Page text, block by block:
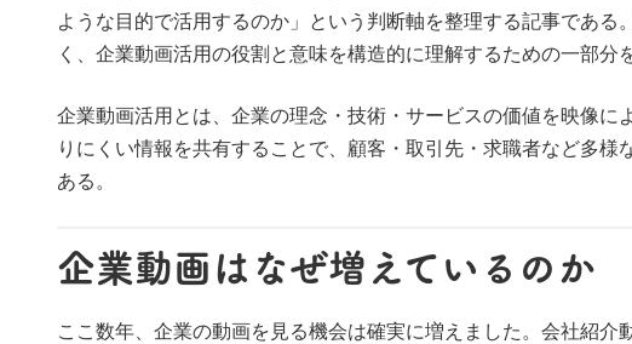
ような目的で活用するのか」という判断軸を整理する記事であ
く、企業動画活用の役割と意味を構造的に理解するための一部分
企業動画活用とは、企業の理念・技術・サービスの価値を映像
りにくい情報を共有することで、顧客・取引先・求職者など多
ある。
企業動画はなぜ増えているのか
ここ数年、企業の動画を見る機会は確実に増えました。会社紹